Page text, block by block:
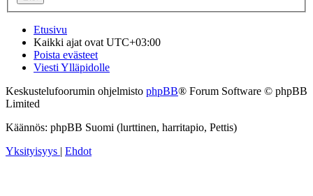
Etusivu
Kaikki ajat ovat UTC+03:00
Poista evästeet
Viesti Ylläpidolle
Keskustelufoorumin ohjelmisto phpBB® Forum Software © phpBB
Limited
Käännös: phpBB Suomi (lurttinen, harritapio, Pettis)
Yksityisyys | Ehdot